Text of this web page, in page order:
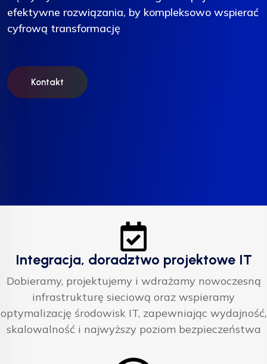
efektywne rozwiązania, by kompleksowo wspierać
cyfrową transformację
Kontakt
efektywne rozwiązania, by kompleksowo wspierać
cyfrową transformację
Kontakt
efektywne rozwiązania, by kompleksowo wspierać
cyfrową transformację
Kontakt
Integracja, doradztwo projektowe IT
Dobieramy, projektujemy i wdrażamy nowoczesną
infrastrukturę sieciową oraz wspieramy
optymalizację środowisk IT, zapewniając wydajność,
skalowalność i najwyższy poziom bezpieczeństwa